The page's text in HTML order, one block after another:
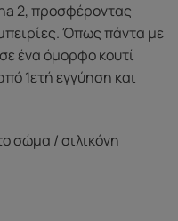
2, προσφέροντας
Όπως πάντα με
ένα όμορφο κουτί
1ετή εγγύηση και
σώμα / σιλικόνη